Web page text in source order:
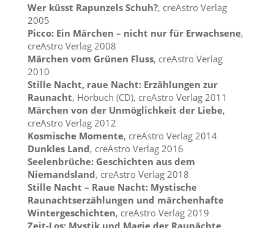
Wer küsst Rapunzels Schuh?, creAstro Verlag
2005
Picco: Ein Märchen – nicht nur für Erwachsene,
creAstro Verlag 2008
Märchen vom Grünen Fluss, creAstro Verlag
2010
Stille Nacht, raue Nacht: Erzählungen zur
Raunacht, Hörbuch (CD), creAstro Verlag 2011
Märchen von der Unmöglichkeit der Liebe,
creAstro Verlag 2012
Kosmische Momente, creAstro Verlag 2014
Dunkles Land, creAstro Verlag 2016
Seelenbrüche: Geschichten aus dem
Niemandsland, creAstro Verlag 2018
Stille Nacht – Raue Nacht: Mystische
Raunachtserzählungen und märchenhafte
Wintergeschichten, creAstro Verlag 2019
Zeit-Los: Mystik und Magie der Raunächte,